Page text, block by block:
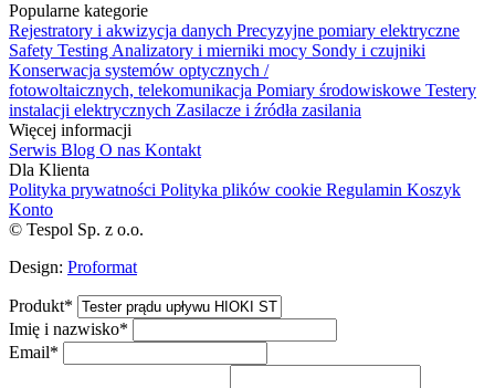
Popularne kategorie
Rejestratory i akwizycja danych Precyzyjne pomiary elektryczne
Safety TestingAnalizatory i mierniki mocy Sondy i czujniki
Konserwacja systemów optycznych /
fotowoltaicznych, telekomunikacja Pomiary środowiskowe Testery
instalacji elektrycznych Zasilacze i źródła zasilania
Więcej informacji
Serwis Blog O nas Kontakt
Dla Klienta
Polityka prywatności Polityka plików cookie Regulamin Koszyk
Konto
© Tespol Sp. z o.o.
Design: Proformat
Produkt*
Imię i nazwisko*
Email*